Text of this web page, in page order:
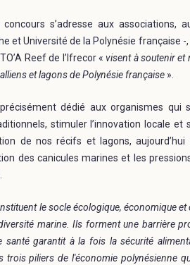
s’adresse aux
et Université de la Polynésie française
Reef de l’Ifrecor «visent à soutenir et
et lagons de Polynésie française ».
dédié aux organismes qui
stimuler l’innovation locale
de nos récifs et lagons,
des canicules marines et les
le socle écologique, économique
marine. Ils forment une barrière
santé garantit à la fois la sécurité
trois piliers de l'économie polynésienne